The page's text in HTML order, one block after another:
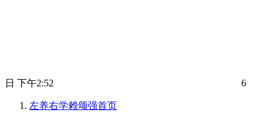
日 下午2:52 6
左养右学赖颂强首页